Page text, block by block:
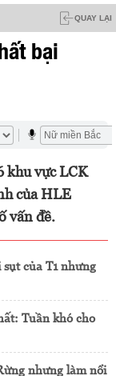
QUAY LẠI
bại
khu vực LCK
của HLE
vấn đề.
của T1 nhưng
Tuần khó cho
nhưng làm nổi